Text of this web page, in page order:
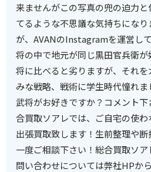
来ませんがこの写真の兜の迫力
てるような不思議な気持ちにな
が、AVANのInstagramを運営し
将の中で地元が同じ黒田官兵衛
将に比べると劣りますが、それ
みな戦略、戦術に学生時代憧れ
武将がお好きですか？コメント
合買取ソアレでは、ご自宅の使
出張買取致します！生前整理や
一度ご相談下さい！総合買取ソ
問い合わせについては弊社HPか